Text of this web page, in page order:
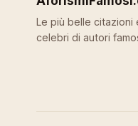
Le più belle citazioni
celebri di autori